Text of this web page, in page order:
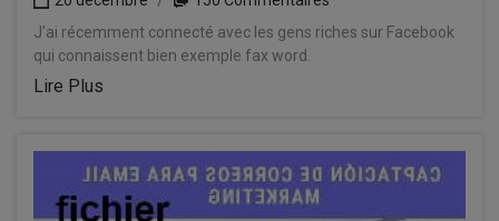
J'ai récemment connecté avec les gens riches sur Facebook
qui connaissent bien exemple fax word.
Lire Plus